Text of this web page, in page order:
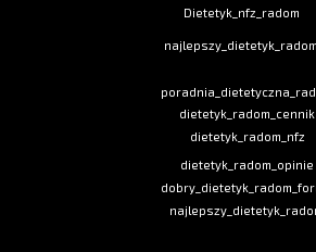
dietetyk_radom_opinie
dietetyk_radom_nfz
dietetyk_radom_cennik
najlepszy_dietetyk_radom
Dietetyk_nfz_radom